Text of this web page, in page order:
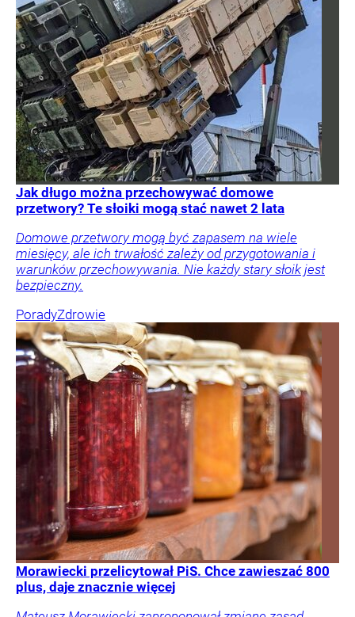
Jak długo można przechowywać domowe
przetwory? Te słoiki mogą stać nawet 2 lata
Domowe przetwory mogą być zapasem na wiele
miesięcy, ale ich trwałość zależy od przygotowania i
warunków przechowywania. Nie każdy stary słoik jest
bezpieczny.
PoradyZdrowie
Morawiecki przelicytował PiS. Chce zawieszać 800
plus, daje znacznie więcej